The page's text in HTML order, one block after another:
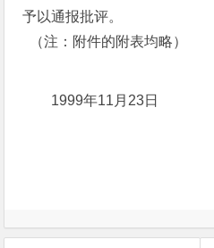
予以通报批评。
（注：附件的附表均略）
1999年11月23日